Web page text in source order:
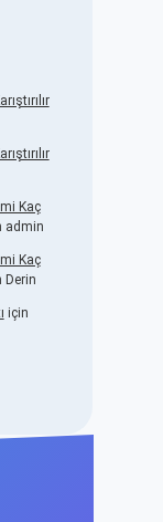
Kaç
admin
Kaç
Derin
için